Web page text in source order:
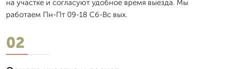
на участке и согласуют удобное время выезда. Мы
работаем Пн-Пт 09-18 Сб-Вс вых.
02